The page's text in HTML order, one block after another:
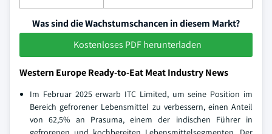
Was sind die Wachstumschancen in diesem Markt?
Kostenloses PDF herunterladen
Western Europe Ready-to-Eat Meat Industry News
Im Februar 2025 erwarb ITC Limited, um seine Position im
Bereich gefrorener Lebensmittel zu verbessern, einen Anteil
von 62,5% an Prasuma, einem der indischen Führer in